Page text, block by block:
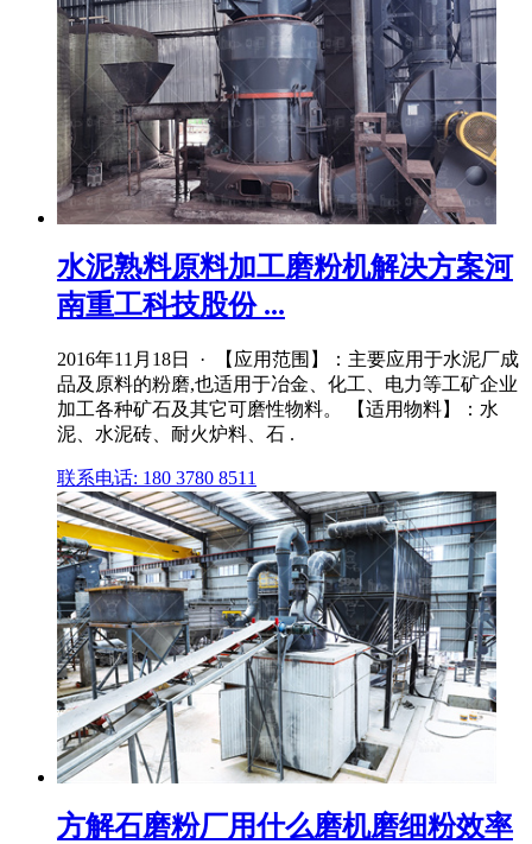
水泥熟料原料加工磨粉机解决方案河
南重工科技股份 ...
2016年11月18日 · 【应用范围】：主要应用于水泥厂成
品及原料的粉磨,也适用于冶金、化工、电力等工矿企业
加工各种矿石及其它可磨性物料。 【适用物料】：水
泥、水泥砖、耐火炉料、石 .
联系电话: 180 3780 8511
方解石磨粉厂用什么磨机磨细粉效率